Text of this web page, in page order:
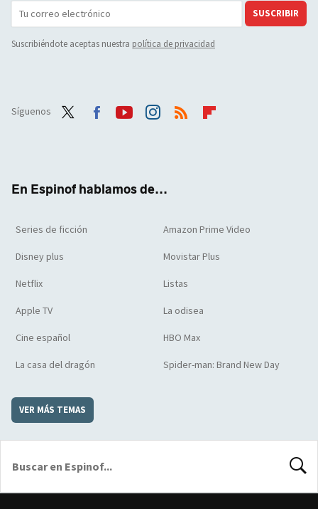
SUSCRIBIR
Suscribiéndote aceptas nuestra política de privacidad
Síguenos
En Espinof hablamos de...
Series de ficción Amazon Prime Video
Disney plus Movistar Plus
Netflix Listas
Apple TV La odisea
Cine español HBO Max
La casa del dragón Spider-man: Brand New Day
VER MÁS TEMAS